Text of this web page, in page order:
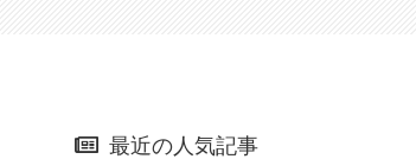
最近の人気記事